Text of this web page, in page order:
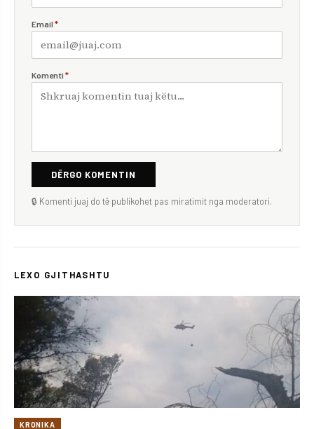
Email *
Komenti *
DËRGO KOMENTIN
🔒 Komenti juaj do të publikohet pas miratimit nga moderatori.
LEXO GJITHASHTU
KRONIKA